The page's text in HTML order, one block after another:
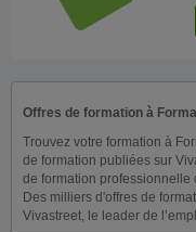
Offres de formation à
Trouvez votre formation à
de formation publiées sur
de formation professionnelle
Des milliers d'offres de
Vivastreet, le leader de